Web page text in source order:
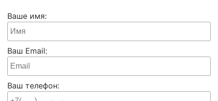
Ваше имя:
Ваш Email:
Ваш телефон: